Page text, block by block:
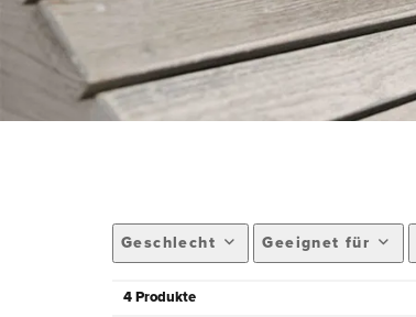
Geschlecht Geeignet für
4 Produkte